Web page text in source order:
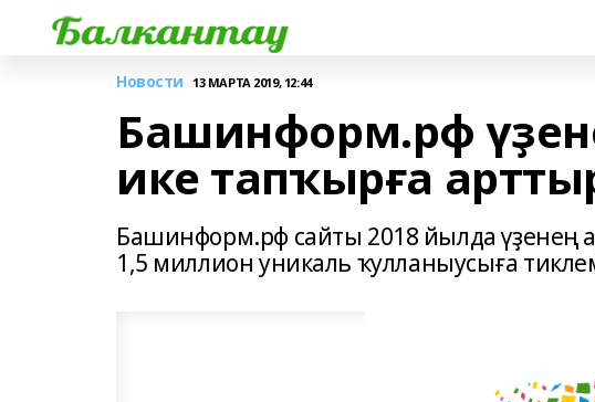
Новости 13 МАРТА 2019, 12:44
Башинформ.рф
ике тапҡырға
Башинформ.рф сайты 2018 йылда
1,5 миллион уникаль ҡулланыусыға